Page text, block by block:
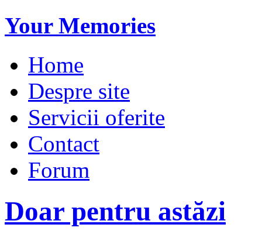
Your Memories
Home
Despre site
Servicii oferite
Contact
Forum
Doar pentru astăzi